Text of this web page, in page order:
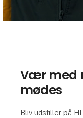
Vær med
mødes
Bliv udstiller på